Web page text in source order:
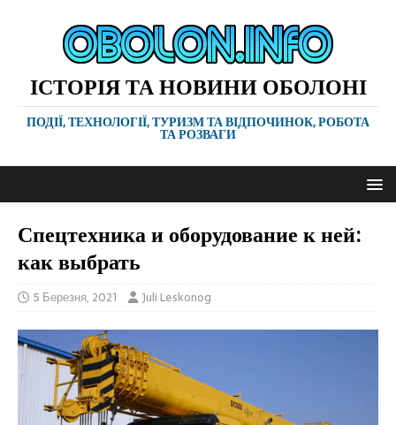
ІСТОРІЯ ТА НОВИНИ ОБОЛОНІ
ПОДІЇ, ТЕХНОЛОГІЇ, ТУРИЗМ ТА ВІДПОЧИНОК, РОБОТА
ТА РОЗВАГИ
Спецтехника и оборудование к ней:
как выбрать
5 Березня, 2021 Juli Leskonog